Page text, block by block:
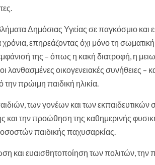
Δημόσιας Υγείας σε παγκόσμιο και
επηρεάζοντας όχι μόνο τη σωματική
της – όπως η κακή διατροφή, η
οικογενειακές συνήθειες –
πρώιμη παιδική ηλικία.
των γονέων και των εκπαιδευτικών
και την προώθηση της καθημερινής
παιδικής παχυσαρκίας.
και ευαισθητοποίηση των πολιτών, την